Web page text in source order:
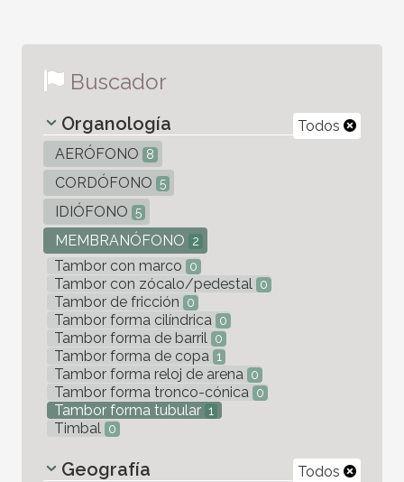
Buscador
Todos
Organología
AERÓFONO 8
CORDÓFONO 5
IDIÓFONO 5
MEMBRANÓFONO 2
Tambor con marco 0
Tambor con zócalo/pedestal 0
Tambor de fricción 0
Tambor forma cilíndrica 0
Tambor forma de barril 0
Tambor forma de copa 1
Tambor forma reloj de arena 0
Tambor forma tronco-cónica 0
Tambor forma tubular 1
Timbal 0
Todos
Geografía